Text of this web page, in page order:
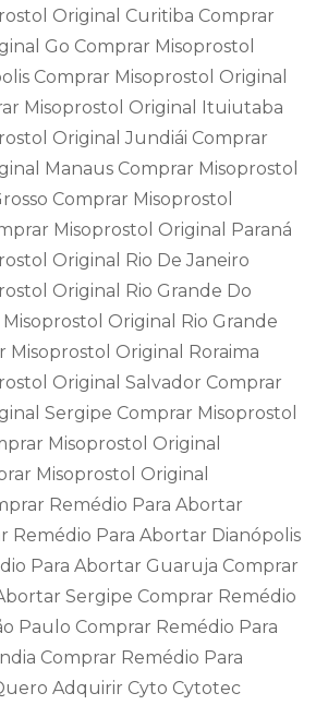
Original Curitiba Comprar
Go Comprar Misoprostol
Comprar Misoprostol Original
Misoprostol Original Ituiutaba
Original Jundiái Comprar
Manaus Comprar Misoprostol
Comprar Misoprostol
Misoprostol Original Paraná
Original Rio De Janeiro
Original Rio Grande Do
Original Rio Grande
Misoprostol Original Roraima
Original Salvador Comprar
Sergipe Comprar Misoprostol
Misoprostol Original
Misoprostol Original
Remédio Para Abortar
Remédio Para Abortar Dianópolis
Para Abortar Guaruja Comprar
Sergipe Comprar Remédio
Paulo Comprar Remédio Para
Comprar Remédio Para
Adquirir Cyto Cytotec